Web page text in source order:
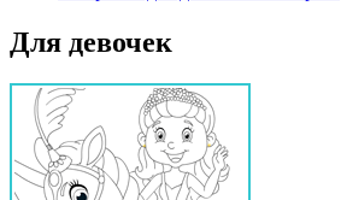
Для девочек